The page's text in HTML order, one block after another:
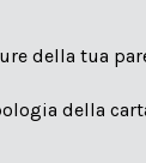
della tua
della